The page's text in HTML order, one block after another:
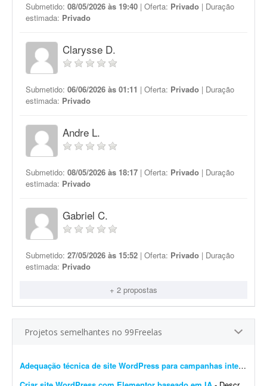
Submetido: 08/05/2026 às 19:40 | Oferta: Privado | Duração
estimada: Privado
Clarysse D.
Submetido: 06/06/2026 às 01:11 | Oferta: Privado | Duração
estimada: Privado
Andre L.
Submetido: 08/05/2026 às 18:17 | Oferta: Privado | Duração
estimada: Privado
Gabriel C.
Submetido: 27/05/2026 às 15:52 | Oferta: Privado | Duração
estimada: Privado
+ 2 propostas
Projetos semelhantes no 99Freelas
Adequação técnica de site WordPress para campanhas internacionais